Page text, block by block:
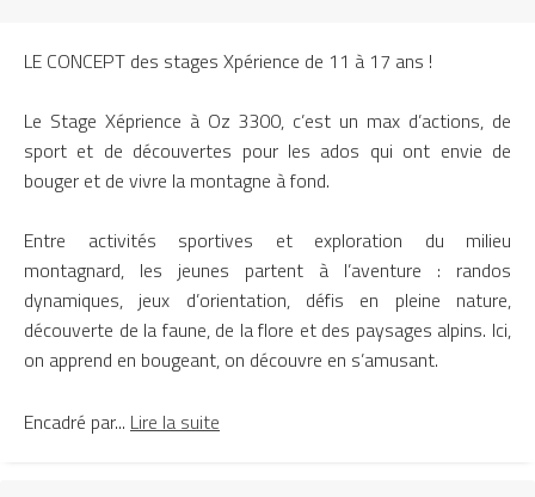
LE CONCEPT des stages Xpérience de 11 à 17 ans !
Le Stage Xéprience à Oz 3300, c’est un max d’actions, de
sport et de découvertes pour les ados qui ont envie de
bouger et de vivre la montagne à fond.
Entre activités sportives et exploration du milieu
montagnard, les jeunes partent à l’aventure : randos
dynamiques, jeux d’orientation, défis en pleine nature,
découverte de la faune, de la flore et des paysages alpins. Ici,
on apprend en bougeant, on découvre en s’amusant.
Encadré par... Lire la suite